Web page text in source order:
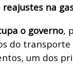
na
o governo,
do
um dos